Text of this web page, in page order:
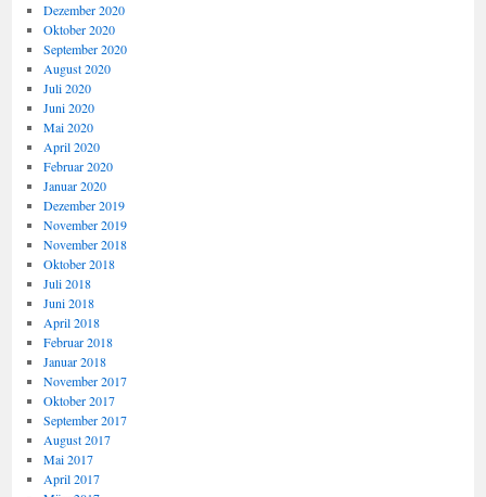
Dezember 2020
Oktober 2020
September 2020
August 2020
Juli 2020
Juni 2020
Mai 2020
April 2020
Februar 2020
Januar 2020
Dezember 2019
November 2019
November 2018
Oktober 2018
Juli 2018
Juni 2018
April 2018
Februar 2018
Januar 2018
November 2017
Oktober 2017
September 2017
August 2017
Mai 2017
April 2017